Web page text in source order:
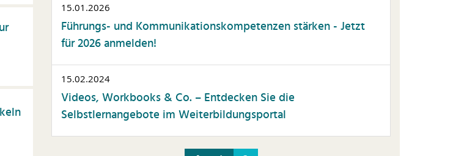
15.01.2026
Führungs- und Kommunikationskompetenzen stärken - Jetzt
für 2026 anmelden!
15.02.2024
Videos, Workbooks & Co. – Entdecken Sie die
Selbstlernangebote im Weiterbildungsportal